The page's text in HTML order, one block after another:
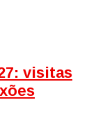
visitas